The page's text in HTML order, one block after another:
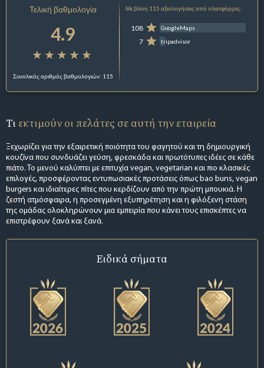
Τελική βαθμολογία
4.9
Συνολικός αριθμός βαθμολογιών: 115
Με βάση 115 αξιολογήσεις από πλατφόρμες:
108 GoogleMaps
7 tripadvisor
Τι εκτιμούν οι πελάτες σε αυτή την εταιρεία
Ξεχωρίζει για την εξαιρετική ποιότητα του φαγητού και τη δημιουργική
κουζίνα που συνδυάζει γεύση, φρεσκάδα και πρωτότυπες ιδέες σε κάθε
πιάτο. Το μενού καλύπτει με επιτυχία vegan, vegetarian και πιο κλασικές
επιλογές, προσφέροντας εντυπωσιακές προτάσεις όπως bao buns, vegan
burgers και ιδιαίτερες πίτες που κερδίζουν από την πρώτη μπουκιά. Η
ζεστή ατμόσφαιρα, η προσεγμένη εξυπηρέτηση και η φιλόξενη στάση
της ομάδας ολοκληρώνουν μια εμπειρία που κάνει τους επισκέπτες να
επιστρέφουν ξανά και ξανά.
Ειδικά σήματα